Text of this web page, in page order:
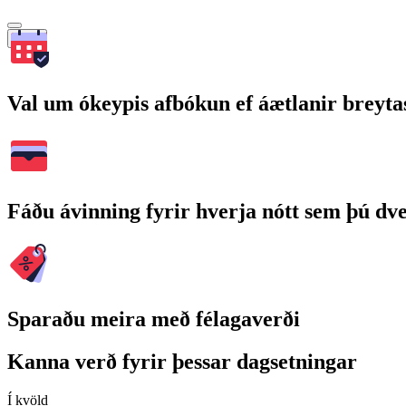
Leita
Val um ókeypis afbókun ef áætlanir
Fáðu ávinning fyrir hverja nótt sem þú
Sparaðu meira með félagaverði
Kanna verð fyrir þessar dagsetningar
Í kvöld